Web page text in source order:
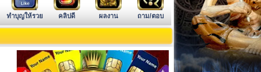
ทำบุญให้รวย คลิปดี ผลงาน ถาม/ตอบ